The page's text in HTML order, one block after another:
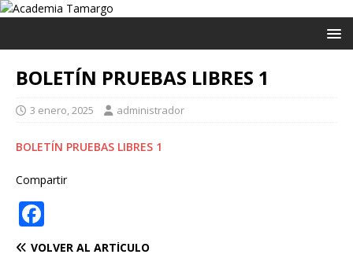
BOLETÍN PRUEBAS LIBRES 1
3 enero, 2025 administrador
BOLETÍN PRUEBAS LIBRES 1
Compartir
a
VOLVER AL ARTÍCULO